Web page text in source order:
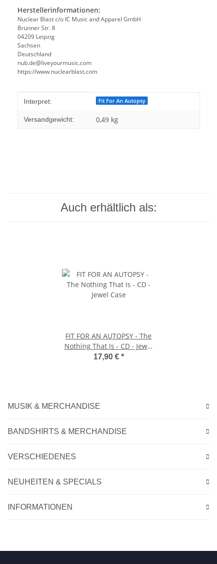
Herstellerinformationen:
Nuclear Blast c/o IC Music and Apparel GmbH
Brünner Str. 8
04209 Leipzig
Sachsen
Deutschland
nub.de@liveyourmusic.com
https://www.nuclearblast.com
Produkteigenschaft
Wert
Interpret: Fit For An Autopsy
Versandgewicht: 0,49 kg
Auch erhältlich als:
FIT FOR AN AUTOPSY - The
Nothing That Is - CD - Jewel
Case
17,90 € *
MUSIK & MERCHANDISE
BANDSHIRTS & MERCHANDISE
VERSCHIEDENES
NEUHEITEN & SPECIALS
INFORMATIONEN